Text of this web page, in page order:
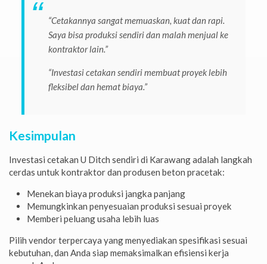
“Cetakannya sangat memuaskan, kuat dan rapi.
Saya bisa produksi sendiri dan malah menjual ke
kontraktor lain.”
“Investasi cetakan sendiri membuat proyek lebih
fleksibel dan hemat biaya.”
Kesimpulan
Investasi cetakan U Ditch sendiri di Karawang adalah langkah
cerdas untuk kontraktor dan produsen beton pracetak:
Menekan biaya produksi jangka panjang
Memungkinkan penyesuaian produksi sesuai proyek
Memberi peluang usaha lebih luas
Pilih vendor terpercaya yang menyediakan spesifikasi sesuai
kebutuhan, dan Anda siap memaksimalkan efisiensi kerja